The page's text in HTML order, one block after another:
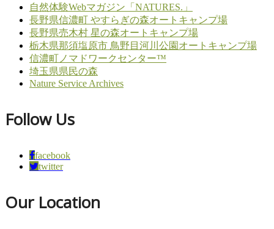
自然体験Webマガジン「NATURES.」
長野県信濃町 やすらぎの森オートキャンプ場
長野県売木村 星の森オートキャンプ場
栃木県那須塩原市 鳥野目河川公園オートキャンプ場
信濃町ノマドワークセンター™
埼玉県県民の森
Nature Service Archives
Follow Us
facebook
twitter
Our Location